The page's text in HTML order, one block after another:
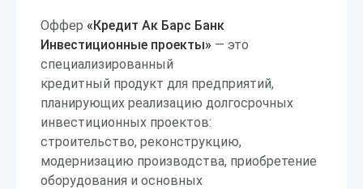
Оффер «Кредит Ак Барс Банк
Инвестиционные проекты» — это
специализированный
кредитный продукт для предприятий,
планирующих реализацию долгосрочных
инвестиционных проектов:
строительство, реконструкцию,
модернизацию производства, приобретение
оборудования и основных